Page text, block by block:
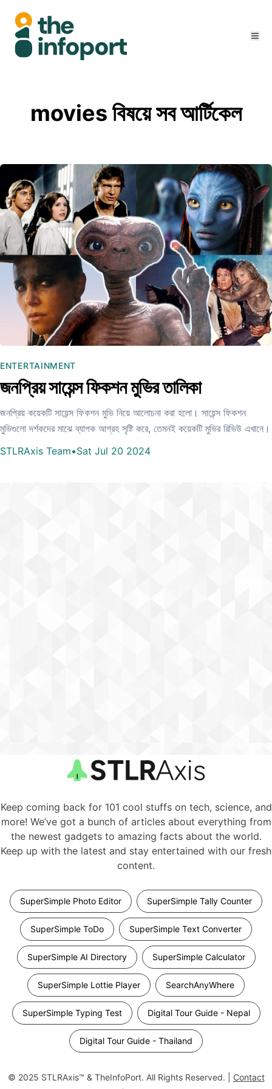
movies বিষয়ে সব আর্টিকেল
ENTERTAINMENT
জনপ্রিয় সায়েন্স ফিকশন মুভির তালিকা
জনপ্রিয় কয়েকটি সায়েন্স ফিকশন মুভি নিয়ে আলোচনা করা হলো। সায়েন্স ফিকশন
মুভিগুলো দর্শকদের মাঝে ব্যাপক আগ্রহ সৃষ্টি করে, তেমনই কয়েকটি মুভির রিভিউ এখানে।
STLRAxis Team•Sat Jul 20 2024
Keep coming back for 101 cool stuffs on tech, science, and
more! We’ve got a bunch of articles about everything from
the newest gadgets to amazing facts about the world.
Keep up with the latest and stay entertained with our fresh
content.
SuperSimple Photo Editor SuperSimple Tally Counter
SuperSimple ToDo SuperSimple Text Converter
SuperSimple AI Directory SuperSimple Calculator
SuperSimple Lottie Player SearchAnyWhere
SuperSimple Typing Test Digital Tour Guide - Nepal
Digital Tour Guide - Thailand
© 2025 STLRAxis™ & TheInfoPort. All Rights Reserved. | Contact